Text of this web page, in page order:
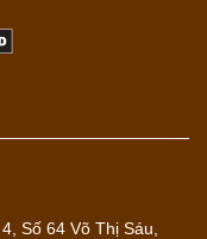
Số 64 Võ Thị Sáu,